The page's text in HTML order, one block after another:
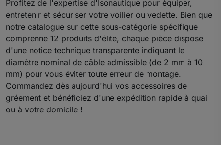
Profitez de l'expertise d'Isonautique pour équiper,
entretenir et sécuriser votre voilier ou vedette. Bien que
notre catalogue sur cette sous-catégorie spécifique
comprenne 12 produits d'élite, chaque pièce dispose
d'une notice technique transparente indiquant le
diamètre nominal de câble admissible (de 2 mm à 10
mm) pour vous éviter toute erreur de montage.
Commandez dès aujourd'hui vos accessoires de
gréement et bénéficiez d'une expédition rapide à quai
ou à votre domicile !